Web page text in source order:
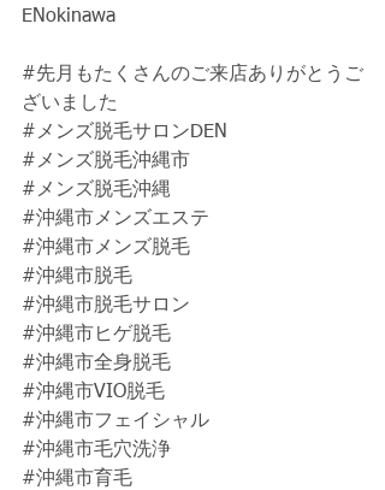
ENokinawa
#先月もたくさんのご来店ありがとうご
ざいました
#メンズ脱毛サロンDEN
#メンズ脱毛沖縄市
#メンズ脱毛沖縄
#沖縄市メンズエステ
#沖縄市メンズ脱毛
#沖縄市脱毛
#沖縄市脱毛サロン
#沖縄市ヒゲ脱毛
#沖縄市全身脱毛
#沖縄市VIO脱毛
#沖縄市フェイシャル
#沖縄市毛穴洗浄
#沖縄市育毛